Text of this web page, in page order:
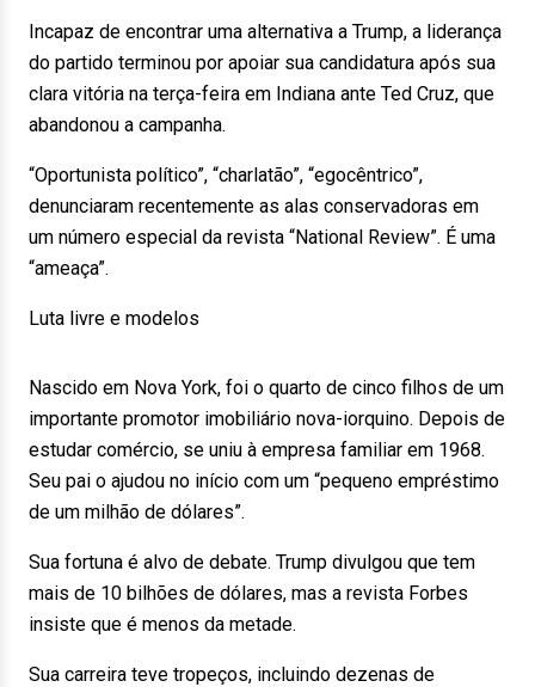
Incapaz de encontrar uma alternativa a Trump, a liderança
do partido terminou por apoiar sua candidatura após sua
clara vitória na terça-feira em Indiana ante Ted Cruz, que
abandonou a campanha.
“Oportunista político”, “charlatão”, “egocêntrico”,
denunciaram recentemente as alas conservadoras em
um número especial da revista “National Review”. É uma
“ameaça”.
Luta livre e modelos
Nascido em Nova York, foi o quarto de cinco filhos de um
importante promotor imobiliário nova-iorquino. Depois de
estudar comércio, se uniu à empresa familiar em 1968.
Seu pai o ajudou no início com um “pequeno empréstimo
de um milhão de dólares”.
Sua fortuna é alvo de debate. Trump divulgou que tem
mais de 10 bilhões de dólares, mas a revista Forbes
insiste que é menos da metade.
Sua carreira teve tropeços, incluindo dezenas de